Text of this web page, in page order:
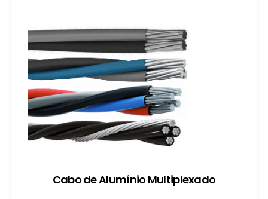
Cabo de Alumínio Multiplexado